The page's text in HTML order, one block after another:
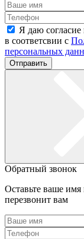
Я даю
в соответсвии с
персональных
Отправить
Обратный звонок
Оставьте ваше
перезвонит вам